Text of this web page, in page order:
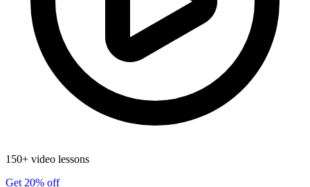
150+ video lessons
Get 20% off